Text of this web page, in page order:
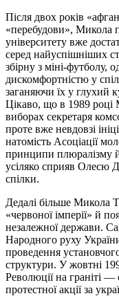
Після двох років «
«перебудови», Микола
університету вже
серед найуспішніших
збірну з міні-футболу,
дискомфортністю у
заганяючи їх у глухий
Цікаво, що в 1989 році
виборах секретаря
проте вже невдовзі
натомість Асоціації
принципи плюралізму й
усіляко сприяв Олесю
спілки.
Дедалі більше Микола
«червоної імперії» й
незалежної держави.
Народного руху
проведення
структури. У жовтні
Революції на граніті —
протестної акції за